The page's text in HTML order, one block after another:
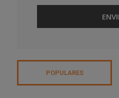
POPULARES